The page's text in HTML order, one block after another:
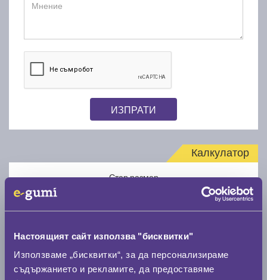
Настоящият сайт използва "бисквитки"
Използваме „бисквитки“, за да персонализираме
съдържанието и рекламите, да предоставяме
ИЗПРАТИ
Калкулатор
Стар размер
Нов размер